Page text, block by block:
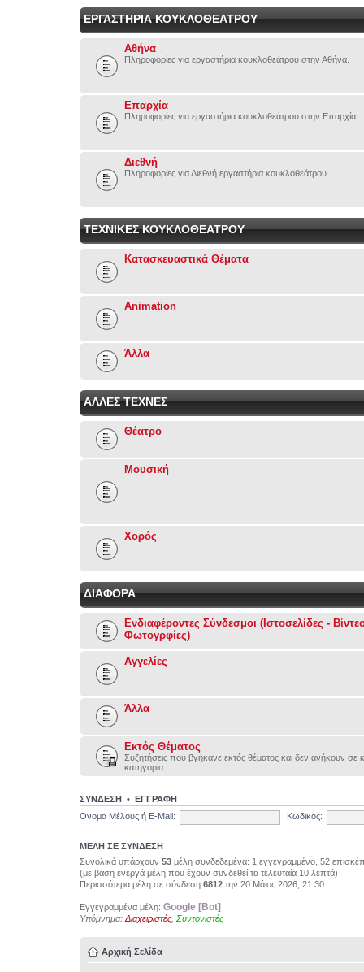
ΕΡΓΑΣΤΗΡΙΑ ΚΟΥΚΛΟΘΕΑΤΡΟΥ
Αθήνα
Πληροφορίες για εργαστήρια κουκλοθεάτρου στην Αθήνα.
Επαρχία
Πληροφορίες για εργαστήρια κουκλοθεάτρου στην Επαρχία.
Διεθνή
Πληροφορίες για Διεθνή εργαστήρια κουκλοθεάτρου.
ΤΕΧΝΙΚΕΣ ΚΟΥΚΛΟΘΕΑΤΡΟΥ
Κατασκευαστικά Θέματα
Animation
Άλλα
ΑΛΛΕΣ ΤΕΧΝΕΣ
Θέατρο
Μουσική
Χορός
ΔΙΑΦΟΡΑ
Ενδιαφέροντες Σύνδεσμοι (Ιστοσελίδες -
Φωτογρφίες)
Αγγελίες
Άλλα
Εκτός Θέματος
Συζητήσεις που βγήκανε εκτός θέματος και δεν ανήκουν σε
κατηγορία.
ΣΥΝΔΕΣΗ • ΕΓΓΡΑΦΗ
Όνομα Μέλους ή E-Mail:
Κωδικός:
ΜΕΛΗ ΣΕ ΣΥΝΔΕΣΗ
Συνολικά υπάρχουν 53 μέλη συνδεδεμένα: 1 εγγεγραμμένο, 52
(με βάση ενεργά μέλη που έχουν συνδεθεί τα τελευταία 10 λεπτά)
Περισσότερα μέλη σε σύνδεση 6812 την 20 Μάιος 2026, 21:30
Εγγεγραμμένα μέλη: Google [Bot]
Υπόμνημα: Διαχειριστές Συντονιστές
Αρχική Σελίδα